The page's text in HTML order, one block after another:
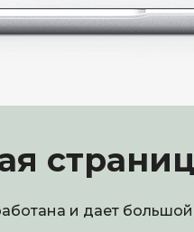
и дает